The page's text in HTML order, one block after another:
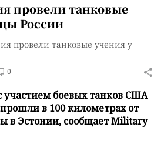
провели танковые
России
провели танковые учения у
0
боевых танков США
в 100 километрах от
в Эстонии, сообщает Military